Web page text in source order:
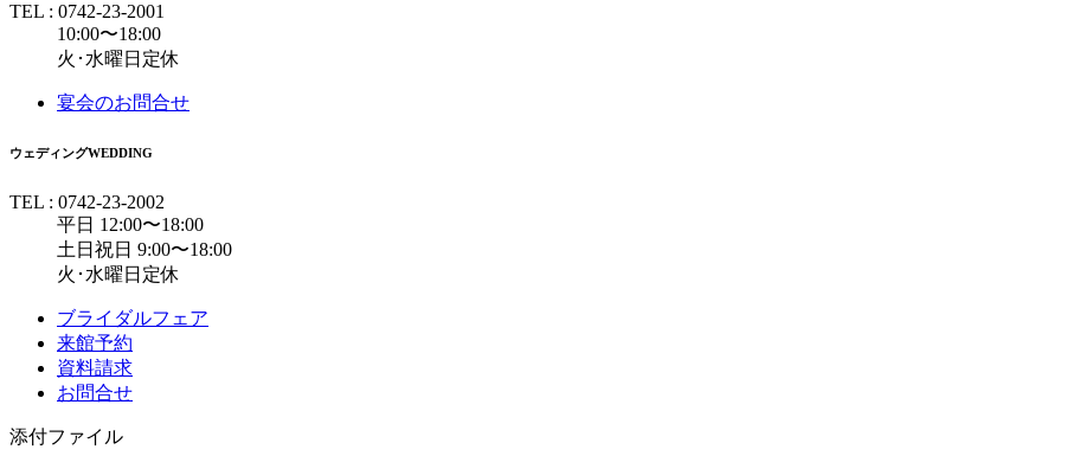
TEL : 0742-23-2001
10:00〜18:00
火･水曜日定休
宴会のお問合せ
ウェディングWEDDING
TEL : 0742-23-2002
平日 12:00〜18:00
土日祝日 9:00〜18:00
火･水曜日定休
ブライダルフェア
来館予約
資料請求
お問合せ
添付ファイル